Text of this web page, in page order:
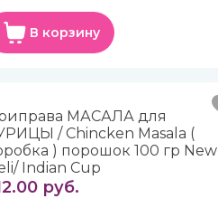
В корзину
МАСАЛА для
/ Chincken Masala (
) порошок 100 гр New
Indian Cup
руб.